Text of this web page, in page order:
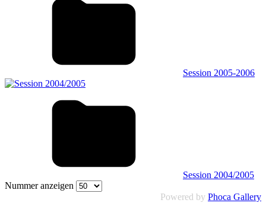
Session 2005-2006
Session 2004/2005
Nummer anzeigen
Powered by Phoca Gallery